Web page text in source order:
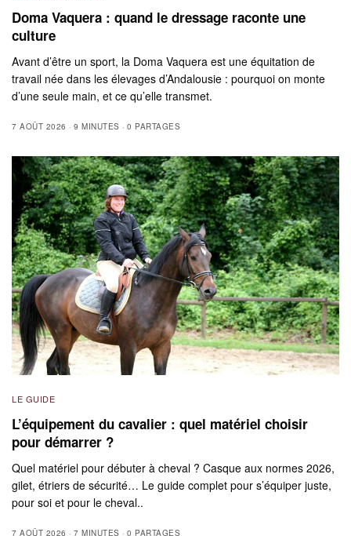
Doma Vaquera : quand le dressage raconte une
culture
Avant d’être un sport, la Doma Vaquera est une équitation de
travail née dans les élevages d’Andalousie : pourquoi on monte
d’une seule main, et ce qu’elle transmet.
7 AOÛT 2026 9 MINUTES 0 PARTAGES
LE GUIDE
L’équipement du cavalier : quel matériel choisir
pour démarrer ?
Quel matériel pour débuter à cheval ? Casque aux normes 2026,
gilet, étriers de sécurité… Le guide complet pour s’équiper juste,
pour soi et pour le cheval..
7 AOÛT 2026 7 MINUTES 0 PARTAGES